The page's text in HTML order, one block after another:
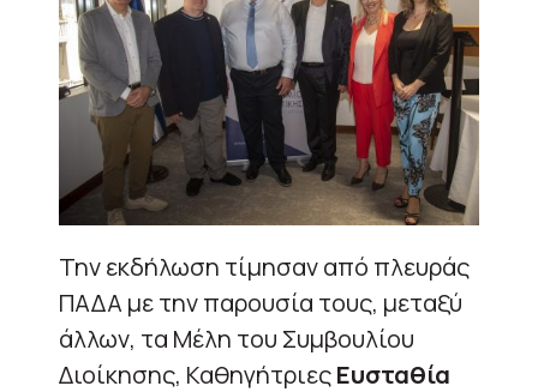
Την εκδήλωση τίμησαν από πλευράς
ΠΑΔΑ με την παρουσία τους, μεταξύ
άλλων, τα Μέλη του Συμβουλίου
Διοίκησης, ΚαθηγήτριεςΕυσταθία